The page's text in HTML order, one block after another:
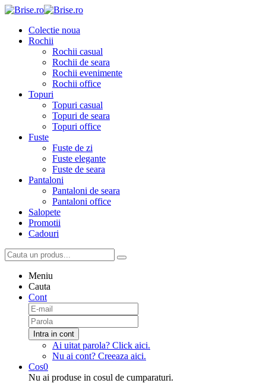
Colectie noua
Rochii
Rochii casual
Rochii de seara
Rochii evenimente
Rochii office
Topuri
Topuri casual
Topuri de seara
Topuri office
Fuste
Fuste de zi
Fuste elegante
Fuste de seara
Pantaloni
Pantaloni de seara
Pantaloni office
Salopete
Promotii
Cadouri
Meniu
Cauta
Cont
Intra in cont
Ai uitat parola? Click aici.
Nu ai cont? Creeaza aici.
Cos0
Nu ai produse in cosul de cumparaturi.